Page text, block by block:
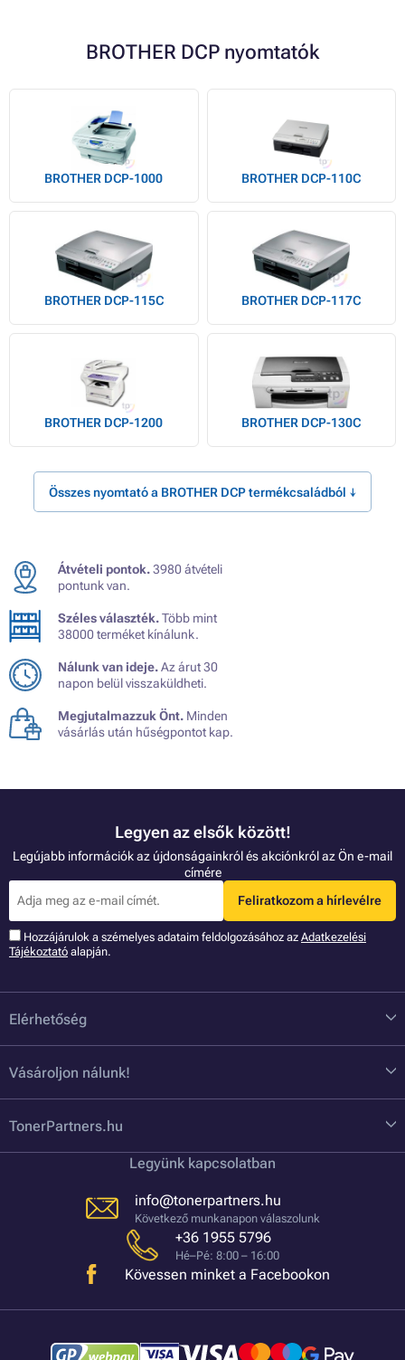
BROTHER DCP nyomtatók
BROTHER DCP-1000 BROTHER DCP-110C
BROTHER DCP-115C BROTHER DCP-117C
BROTHER DCP-1200 BROTHER DCP-130C
Összes nyomtató a BROTHER DCP termékcsaládból ↓
Átvételi pontok.3980 átvételi
pontunk van.
Széles választék.Több mint
38000 terméket kínálunk.
Nálunk van ideje.Az árut 30
napon belül visszaküldheti.
Megjutalmazzuk Önt. Minden
vásárlás után hűségpontot kap.
Legyen az elsők között!
Legújabb információk az újdonságainkról és akciónkról az Ön e-mail
címére
Feliratkozom a hírlevélre
Hozzájárulok a szémelyes adataim feldolgozásához az Adatkezelési
Tájékoztató alapján.
Elérhetőség
Vásároljon nálunk!
TonerPartners.hu
Legyünk kapcsolatban
info@tonerpartners.hu
Következő munkanapon válaszolunk
+36 1955 5796
Hé–Pé: 8:00 – 16:00
Kövessen minket a Facebookon